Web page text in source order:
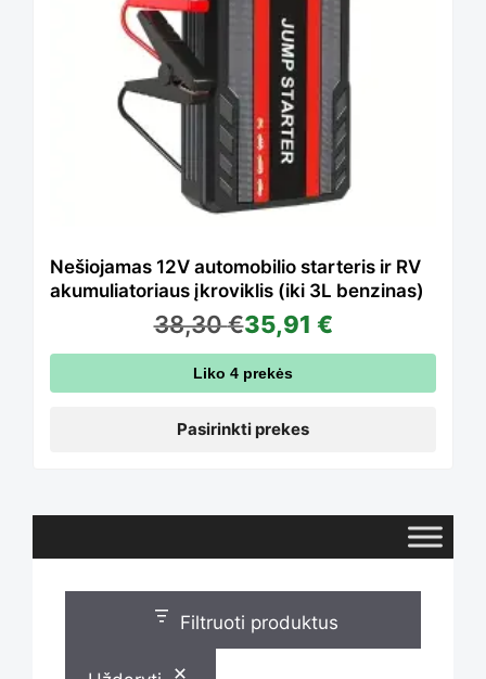
Nešiojamas 12V automobilio starteris ir RV
akumuliatoriaus įkroviklis (iki 3L benzinas)
38,30€35,91 €
Liko 4 prekės
Pasirinkti prekes
has
multiple
variants.
The
options
be
chosen
on
Filtruoti produktus